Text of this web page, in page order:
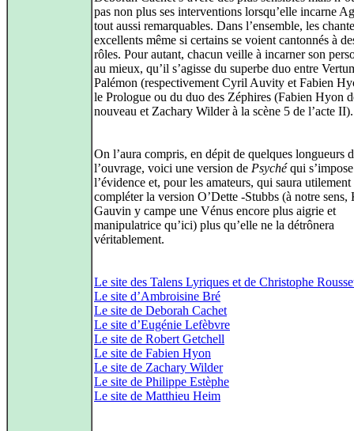
pas non plus ses interventions lorsqu’elle incarne
tout aussi remarquables. Dans l’ensemble, les
excellents même si certains se voient cantonnés à
rôles. Pour autant, chacun veille à incarner son
au mieux, qu’il s’agisse du superbe duo entre
Palémon (respectivement Cyril Auvity et Fabien
le Prologue ou du duo des Zéphires (Fabien Hyon
nouveau et Zachary Wilder à la scène 5 de l’acte II).
On l’aura compris, en dépit de quelques longueurs
l’ouvrage, voici une version de Psychéqui
l’évidence et, pour les amateurs, qui saura utilement
compléter la version O’Dette -Stubbs (à notre sens,
Gauvin y campe une Vénus encore plus aigrie et
manipulatrice qu’ici) plus qu’elle ne la détrônera
véritablement.
Le site des Talens Lyriques et de Christophe
Le site d’Ambroisine Bré
Le site de Deborah Cachet
Le site d’Eugénie Lefèbvre
Le site de Robert Getchell
Le site de Fabien Hyon
Le site de Zachary Wilder
Le site de Philippe Estèphe
Le site de Matthieu Heim